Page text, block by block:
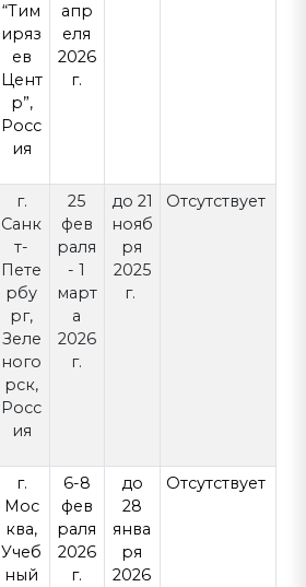
“Тим
иряз
ев
Цент
р”,
Росс
ия
апр
еля
2026
г.
г.
Санк
т-
Пете
рбу
рг,
Зеле
ного
рск,
Росс
ия
25
фев
раля
- 1
март
а
2026
г.
до 21
нояб
ря
2025
г.
Отсутствует
г.
Мос
ква,
Учеб
ный
6-8
фев
раля
2026
г.
до
28
янва
ря
2026
Отсутствует